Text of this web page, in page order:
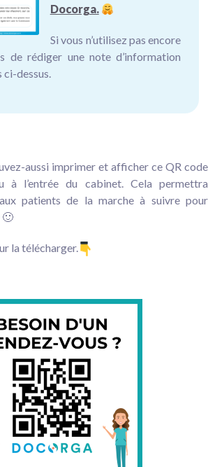
Docorga.
Si vous n’utilisez pas encore
de rédiger une note d’information
ci-dessus.
aussi imprimer et afficher ce QR code
à l’entrée du cabinet. Cela permettra
patients de la marche à suivre pour
🙂
la télécharger.